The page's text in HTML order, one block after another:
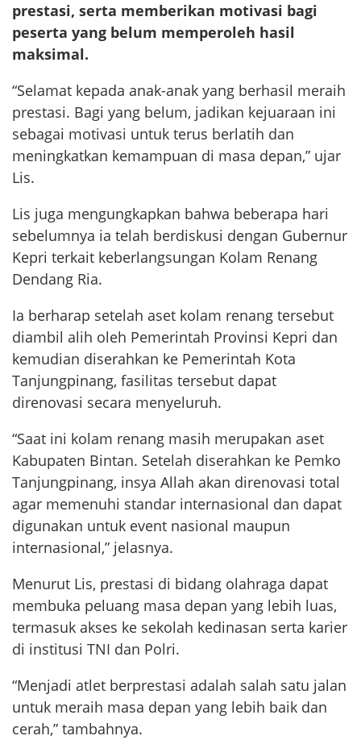
prestasi, serta memberikan motivasi bagi
peserta yang belum memperoleh hasil
maksimal.
“Selamat kepada anak-anak yang berhasil meraih
prestasi. Bagi yang belum, jadikan kejuaraan ini
sebagai motivasi untuk terus berlatih dan
meningkatkan kemampuan di masa depan,” ujar
Lis.
Lis juga mengungkapkan bahwa beberapa hari
sebelumnya ia telah berdiskusi dengan Gubernur
Kepri terkait keberlangsungan Kolam Renang
Dendang Ria.
Ia berharap setelah aset kolam renang tersebut
diambil alih oleh Pemerintah Provinsi Kepri dan
kemudian diserahkan ke Pemerintah Kota
Tanjungpinang, fasilitas tersebut dapat
direnovasi secara menyeluruh.
“Saat ini kolam renang masih merupakan aset
Kabupaten Bintan. Setelah diserahkan ke Pemko
Tanjungpinang, insya Allah akan direnovasi total
agar memenuhi standar internasional dan dapat
digunakan untuk event nasional maupun
internasional,” jelasnya.
Menurut Lis, prestasi di bidang olahraga dapat
membuka peluang masa depan yang lebih luas,
termasuk akses ke sekolah kedinasan serta karier
di institusi TNI dan Polri.
“Menjadi atlet berprestasi adalah salah satu jalan
untuk meraih masa depan yang lebih baik dan
cerah,” tambahnya.